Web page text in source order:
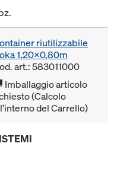
riutilizzabile
1,20x0,80m
art.: 583011000
Imballaggio articolo
(Calcolo
del Carrello)